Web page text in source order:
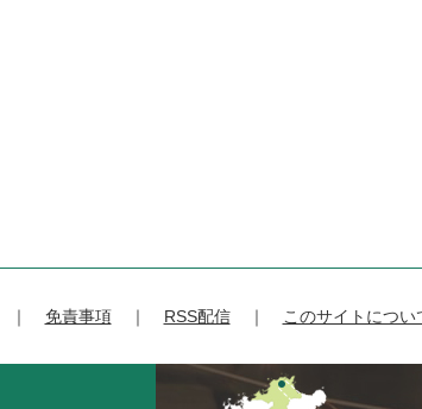
免責事項 RSS配信 このサイトについ